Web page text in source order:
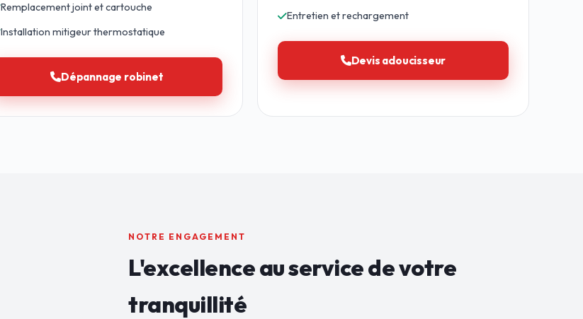
Remplacement joint et cartouche
Installation mitigeur thermostatique
Dépannage robinet
Entretien et rechargement
Devis adoucisseur
NOTRE ENGAGEMENT
L'excellence au service devotre
tranquillité